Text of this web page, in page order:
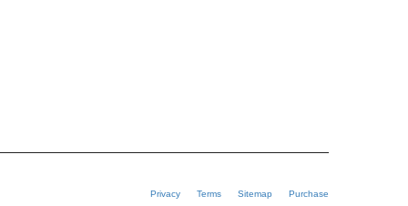
Privacy Terms Sitemap Purchase